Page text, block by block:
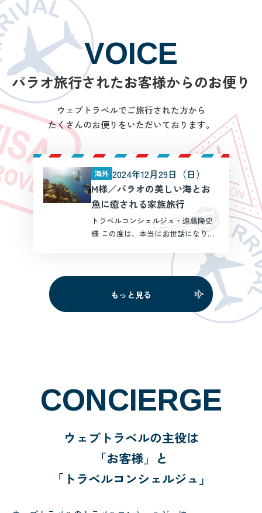
VOICE
パラオ旅行されたお客様からのお便り
ウェブトラベルでご旅行された方から
たくさんのお便りをいただいております。
海外 2024年12月29日（日）
M様／パラオの美しい海とお
魚に癒される家族旅行
トラベルコンシェルジュ・遠藤隆史
様 この度は、本当にお世話になりま
旅行のプランニングをして頂けただ
けではなく、懇切丁寧なご対応に心
より感謝申し上げます。 出発前に送
付していただいた旅程や […]
もっと見る
CONCIERGE
ウェブトラベルの主役は
「お客様」と
「トラベルコンシェルジュ」